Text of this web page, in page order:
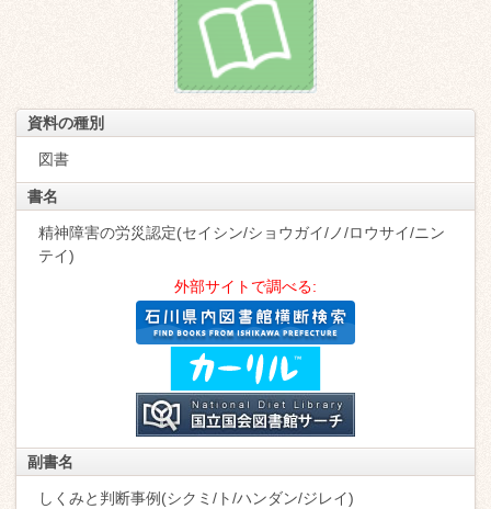
資料の種別
図書
書名
精神障害の労災認定(セイシン/ショウガイ/ノ/ロウサイ/ニン
テイ)
外部サイトで調べる:
副書名
しくみと判断事例(シクミ/ト/ハンダン/ジレイ)